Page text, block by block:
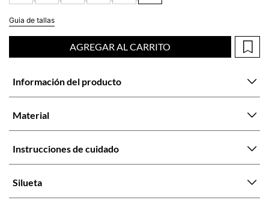
Guia de tallas
AGREGAR AL CARRITO
Información del producto
Material
Instrucciones de cuidado
Silueta